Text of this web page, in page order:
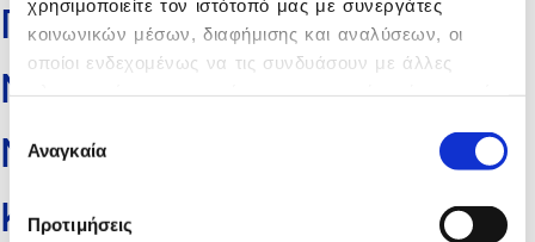
χρησιμοποιείτε τον ιστότοπό μας με συνεργάτες
κοινωνικών μέσων, διαφήμισης και αναλύσεων, οι
οποίοι ενδεχομένως να τις συνδυάσουν με άλλες
χρήση των υπηρεσιών τους.
συγκατάθεσης
Αναγκαία
Προτιμήσεις
ΠΑΝΤΕΛΟΓΛΟΥ ΙΩΑΝΝΗΣ
ΝΤΟΥΡΟΣ ΚΟΣΜΑΣ
ΝΤΕΤΣΙΚΑΣ ΣΩΤΗΡΙΟΣ
ΚΩΝΣΤΑΝΤΙΝΟΥ ΓΕΡΑΣΙΜΟΣ